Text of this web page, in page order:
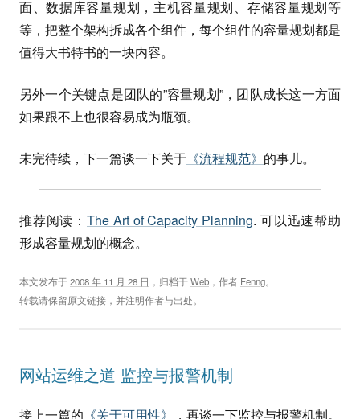
面、数据库容量规划，主机容量规划、存储容量规划等
等，把整个架构拆成各个组件，每个组件的容量规划都是
值得大书特书的一块内容。
另外一个关键点是团队的”容量规划”，团队成长这一方面
如果跟不上也很容易成为瓶颈。
未完待续，下一篇谈一下关于 《流程规范》 的事儿。
推荐阅读： The Art of Capacity Planning. 可以迅速帮助
形成容量规划的概念。
本文发布于2008 年 11 月 28 日 ，归档于Web ，作者 Fenng。
转载请保留原文链接，并注明作者与出处。
网站运维之道 监控与报警机制
接上一篇的 《关于可用性》 ，再谈一下监控与报警机制。